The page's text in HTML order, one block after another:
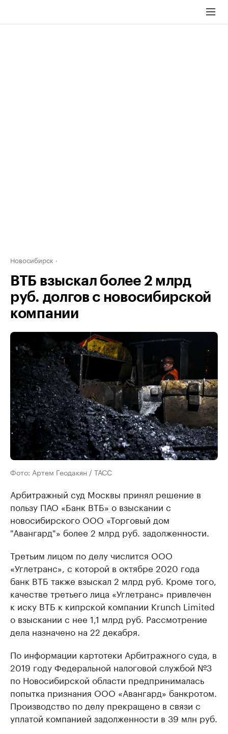
Новосибирск
ВТБ взыскал более 2 млрд
руб. долгов с новосибирской
компании
Фото: Артем Геодакян / ТАСС
Арбитражный суд Москвы принял решение в
пользу ПАО «Банк ВТБ» о взыскании с
новосибирского ООО «Торговый дом
"Авангард"» более 2 млрд руб. задолженности.
Третьим лицом по делу числится ООО
«Углетранс», с которой в октябре 2020 года
банк ВТБ также взыскал 2 млрд руб. Кроме того,
качестве третьего лица «Углетранс» привлечен
к иску ВТБ к кипрской компании Krunch Limited
о взыскании с нее 1,1 млрд руб. Рассмотрение
дела назначено на 22 декабря.
По информации картотеки Арбитражного суда, в
2019 году Федеральной налоговой службой №3
по Новосибирской области предпринималась
попытка признания ООО «Авангард» банкротом.
Производство по делу прекращено в связи с
уплатой компанией задолженности в 39 млн руб.